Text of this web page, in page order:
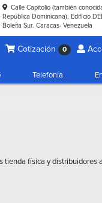
Calle Capitolio (también
República Dominicana), Edificio
Boleíta Sur. Caracas- Venezuela
Cotización 0
Telefonía
tienda física y distribuidores